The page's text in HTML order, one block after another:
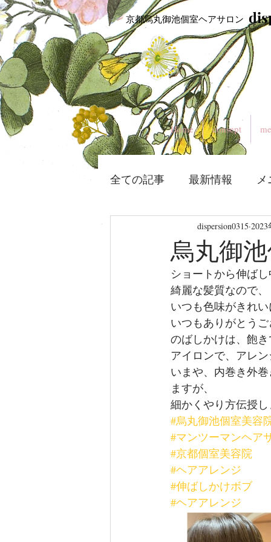
​ 京都烏丸御池個室ヘアサロン
Home consept
全ての記事 最新情報
烏丸御
dispersion0315 2023
ショートから伸ば
綺麗な髪質なので、
いつも色味がきれ
いつもありがとう
のばしかけは、飽
アイロンで、アレ
いまや、内巻き外
ますが、
細かくやり方伝授
#烏丸御池個室美容
#マンツーマンヘア
#京都個室美容院
#ヘアアレンジ
#伸ばしかけボブ
#ヘアアレンジ